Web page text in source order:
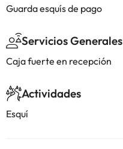
Guarda esquís de pago
Servicios Generales
Caja fuerte en recepción
Actividades
Esquí